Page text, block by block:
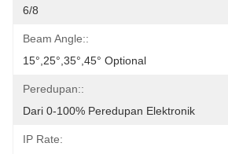
6/8
Beam Angle::
15°,25°,35°,45° Optional
Peredupan::
Dari 0-100% Peredupan Elektronik
IP Rate: